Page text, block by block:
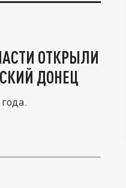
ОТКРЫЛИ
ДОНЕЦ